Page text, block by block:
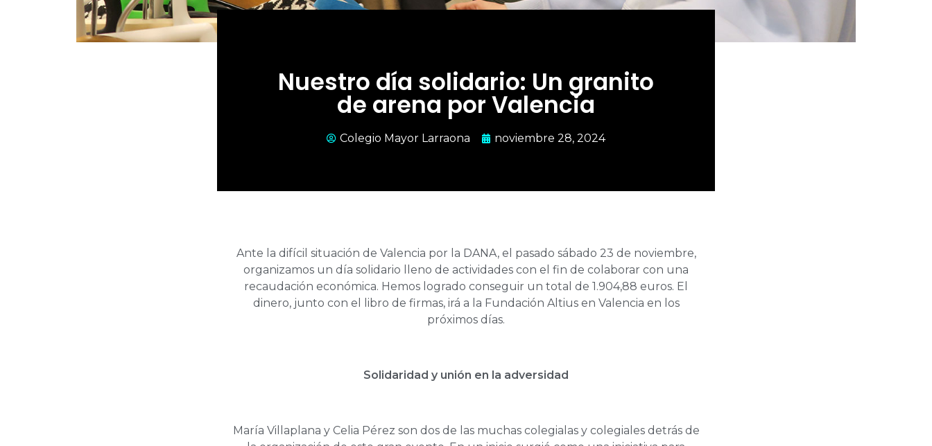
Nuestro día solidario: Un granito
de arena por Valencia
Colegio Mayor Larraona noviembre 28, 2024
Ante la difícil situación de Valencia por la DANA, el pasado sábado 23 de noviembre,
organizamos un día solidario lleno de actividades con el fin de colaborar con una
recaudación económica. Hemos logrado conseguir un total de 1.904,88 euros. El
dinero, junto con el libro de firmas, irá a la Fundación Altius en Valencia en los
próximos días.
Solidaridad y unión en la adversidad
María Villaplana y Celia Pérez son dos de las muchas colegialas y colegiales detrás de